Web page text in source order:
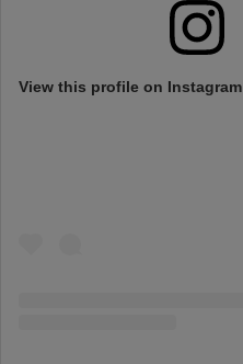
View this profile on Instagram